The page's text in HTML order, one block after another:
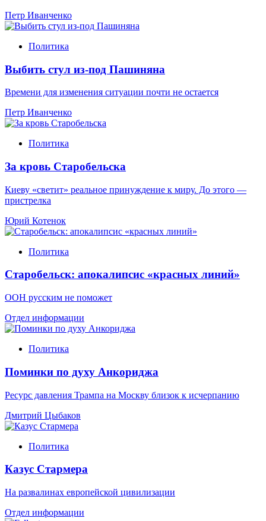
Петр Иванченко
Политика
Выбить стул из-под Пашиняна
Времени для изменения ситуации почти не остается
Петр Иванченко
Политика
За кровь Старобельска
Киеву «светит» реальное принуждение к миру. До этого —
пристрелка
Юрий Котенок
Политика
Старобельск: апокалипсис «красных линий»
ООН русским не поможет
Отдел информации
Политика
Поминки по духу Анкориджа
Ресурс давления Трампа на Москву близок к исчерпанию
Дмитрий Цыбаков
Политика
Казус Стармера
На развалинах европейской цивилизации
Отдел информации